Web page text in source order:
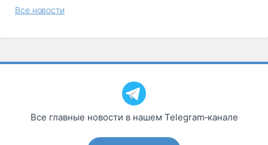
Все новости
Все главные новости в нашем Telegram‑канале